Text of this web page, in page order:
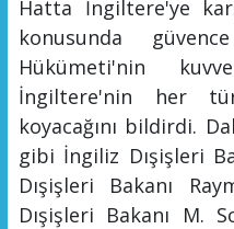
Hatta İngiltere'ye
konusunda
Hükümeti'nin
İngiltere'nin her
koyacağını bildirdi.
gibi İngiliz Dışişleri
Dışişleri Bakanı
Dışişleri Bakanı M.